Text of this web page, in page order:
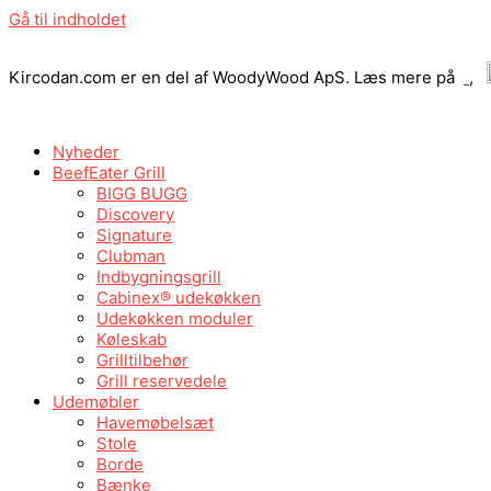
Gå til indholdet
Kircodan.com er en del af WoodyWood ApS. Læs mere på ,
Nyheder
BeefEater Grill
BIGG BUGG
Discovery
Signature
Clubman
Indbygningsgrill
Cabinex® udekøkken
Udekøkken moduler
Køleskab
Grilltilbehør
Grill reservedele
Udemøbler
Havemøbelsæt
Stole
Borde
Bænke